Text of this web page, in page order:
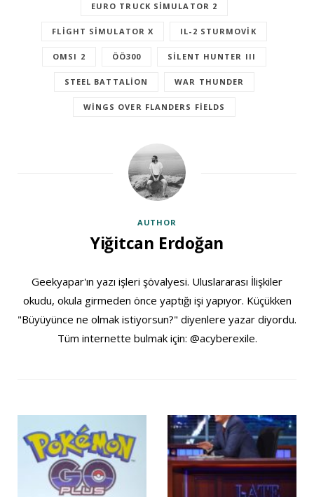
EURO TRUCK SIMULATOR 2
FLIGHT SIMULATOR X IL-2 STURMOVIK
OMSI 2 ÖÖ300 SILENT HUNTER III
STEEL BATTALION WAR THUNDER
WINGS OVER FLANDERS FIELDS
AUTHOR
Yiğitcan Erdoğan
Geekyapar'ın yazı işleri şövalyesi. Uluslararası İlişkiler
okudu, okula girmeden önce yaptığı işi yapıyor. Küçükken
"Büyüyünce ne olmak istiyorsun?" diyenlere yazar diyordu.
Tüm internette bulmak için: @acyberexile.